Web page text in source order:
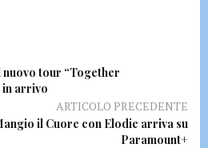
nuovo tour “Together
in arrivo
ARTICOLO PRECEDENTE
il Cuore con Elodie arriva su
Paramount+